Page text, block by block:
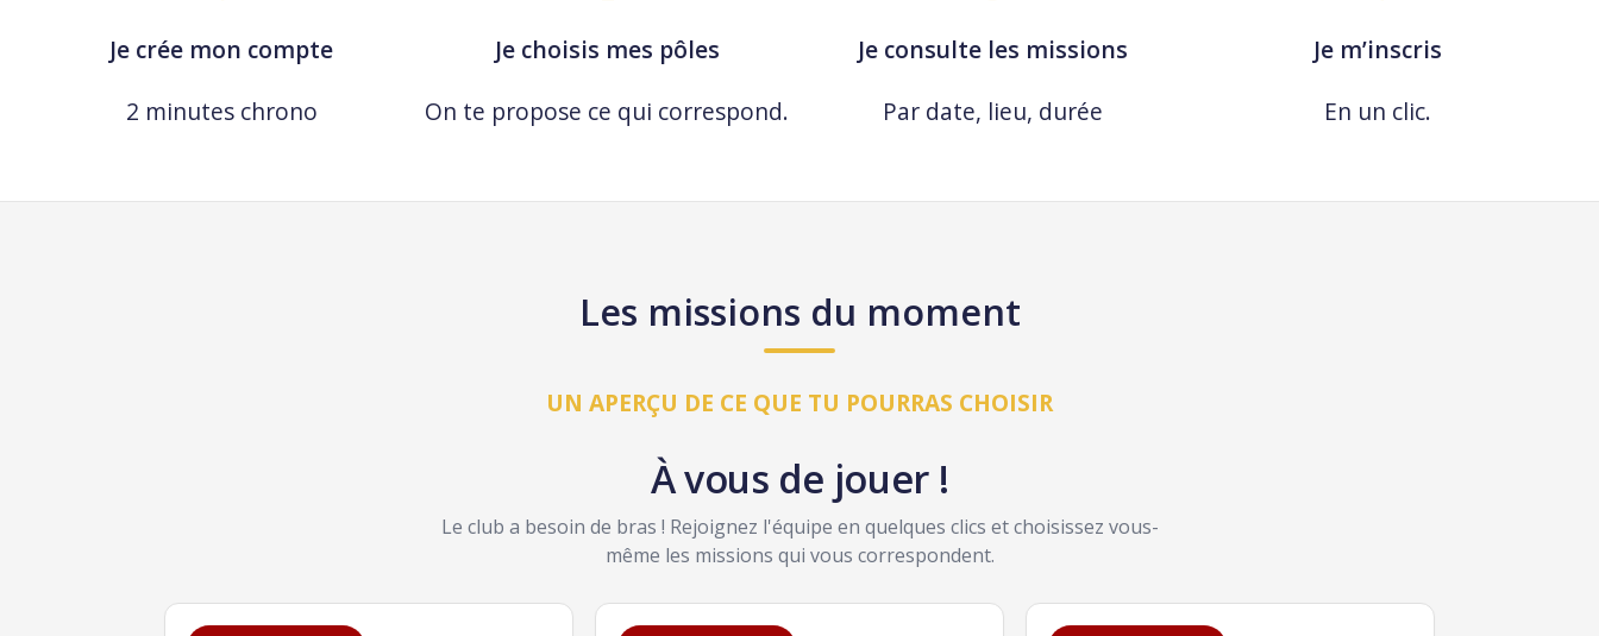
Je crée mon compte
2 minutes chrono
Je choisis mes pôles
On te propose ce qui correspond.
Je consulte les missions
Par date, lieu, durée
Je m’inscris
En un clic.
Les missions du moment
UN APERÇU DE CE QUE TU POURRAS CHOISIR
À vous de jouer !
Le club a besoin de bras ! Rejoignez l'équipe en quelques clics et choisissez vous-
même les missions qui vous correspondent.